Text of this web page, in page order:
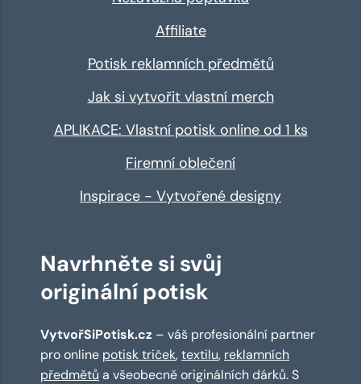
Affiliate
Potisk reklamních předmětů
Jak si vytvořit vlastní merch
APLIKACE: Vlastní potisk online od 1 ks
Firemní oblečení
Inspirace - Vytvořené designy
Navrhněte si svůj
originální potisk
VytvořSiPotisk.cz – váš profesionální partner
pro online potisk triček,textilu, reklamních
předmětů a všeobecně originálních dárků. S